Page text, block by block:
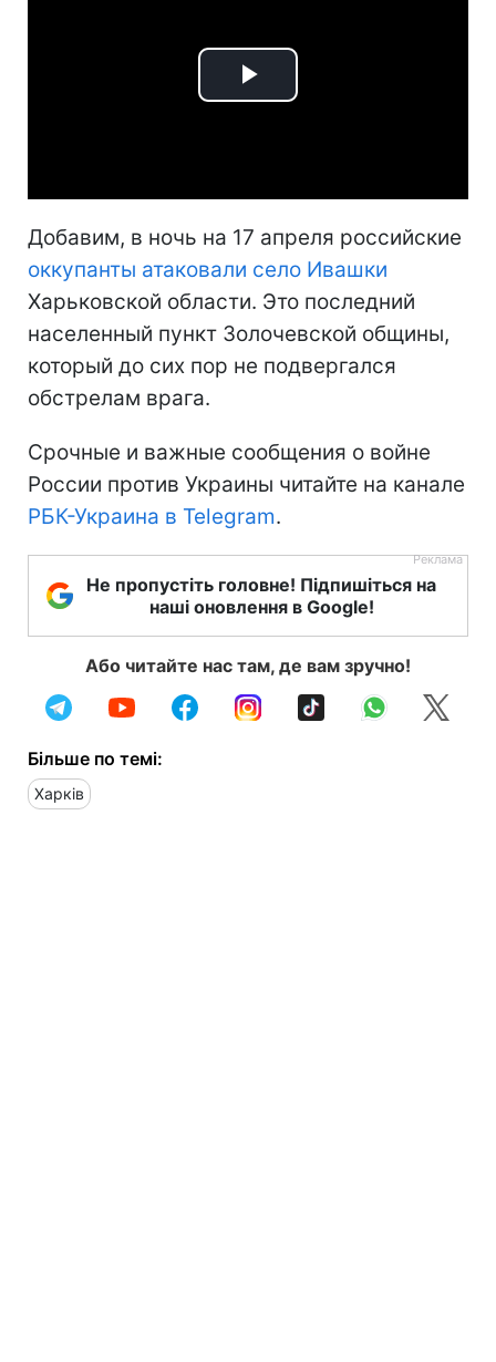
Play
Добавим, в ночь на 17 апреля российские
оккупанты атаковали село Ивашки
Харьковской области. Это последний
населенный пункт Золочевской общины,
который до сих пор не подвергался
обстрелам врага.
Срочные и важные сообщения о войне
России против Украины читайте на канале
РБК-Украина в Telegram.
Не пропустіть головне! Підпишіться на
наші оновлення в Google!
Або читайте нас там, де вам зручно!
Більше по темі:
Харків